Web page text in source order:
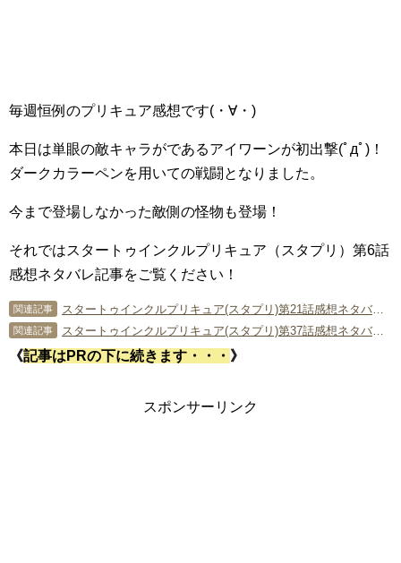
毎週恒例のプリキュア感想です(・∀・)
本日は単眼の敵キャラがであるアイワーンが初出撃(ﾟдﾟ)！
ダークカラーペンを用いての戦闘となりました。
今まで登場しなかった敵側の怪物も登場！
それではスタートゥインクルプリキュア（スタプリ）第6話
感想ネタバレ記事をご覧ください！
関連記事 スタートゥインクルプリキュア(スタプリ)第21話感想ネタバレ ユニがブルーキャットの本当の名前!!
関連記事 スタートゥインクルプリキュア(スタプリ)第37話感想ネタバレ カッパードの悲しい過去…
《記事はPRの下に続きます・・・ 》
スポンサーリンク